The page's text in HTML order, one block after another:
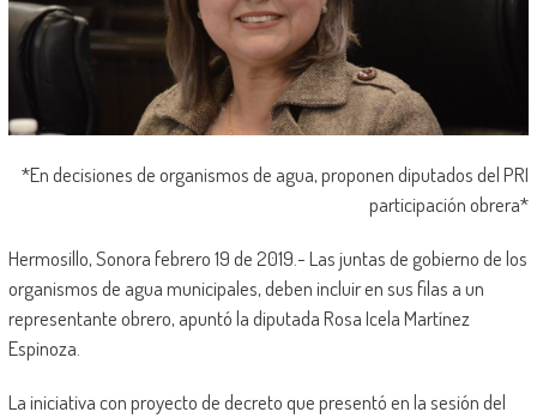
*En decisiones de organismos de agua, proponen diputados del PRI
participación obrera*
Hermosillo, Sonora febrero 19 de 2019.- Las juntas de gobierno de los
organismos de agua municipales, deben incluir en sus filas a un
representante obrero, apuntó la diputada Rosa Icela Martínez
Espinoza.
La iniciativa con proyecto de decreto que presentó en la sesión del